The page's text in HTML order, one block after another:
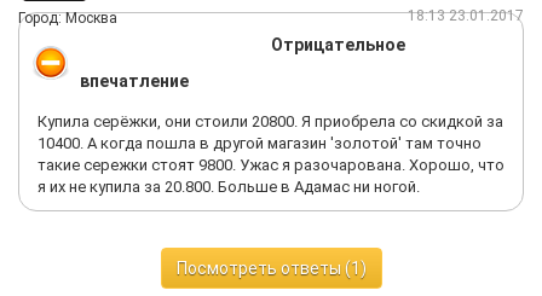
Город: Москва 18:13 23.01.2017
Отрицательное
впечатление
Купила серёжки, они стоили 20800. Я приобрела со скидкой за
10400. А когда пошла в другой магазин 'золотой' там точно
такие сережки стоят 9800. Ужас я разочарована. Хорошо, что
я их не купила за 20.800. Больше в Адамас ни ногой.
Посмотреть ответы (1)